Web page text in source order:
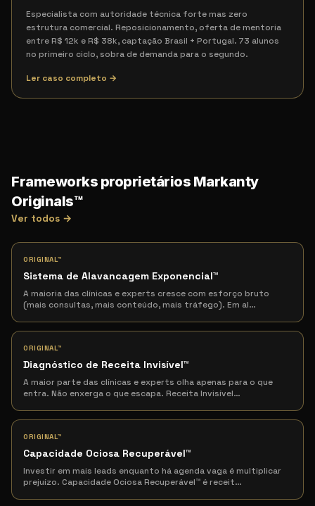
Especialista com autoridade técnica forte mas zero
estrutura comercial. Reposicionamento, oferta de mentoria
entre R$ 12k e R$ 38k, captação Brasil + Portugal. 73 alunos
no primeiro ciclo, sobra de demanda para o segundo.
Ler caso completo →
Frameworks proprietários Markanty
Originals™
Ver todos →
ORIGINAL™
Sistema de Alavancagem Exponencial™
A maioria das clínicas e experts cresce com esforço bruto
(mais consultas, mais conteúdo, mais tráfego). Em al…
ORIGINAL™
Diagnóstico de Receita Invisível™
A maior parte das clínicas e experts olha apenas para o que
entra. Não enxerga o que escapa. Receita Invisível…
ORIGINAL™
Capacidade Ociosa Recuperável™
Investir em mais leads enquanto há agenda vaga é multiplicar
prejuízo. Capacidade Ociosa Recuperável™ é receit…